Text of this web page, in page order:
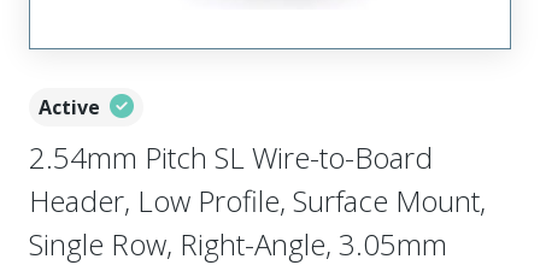
Active
2.54mm Pitch SL Wire-to-Board
Header, Low Profile, Surface Mount,
Single Row, Right-Angle, 3.05mm